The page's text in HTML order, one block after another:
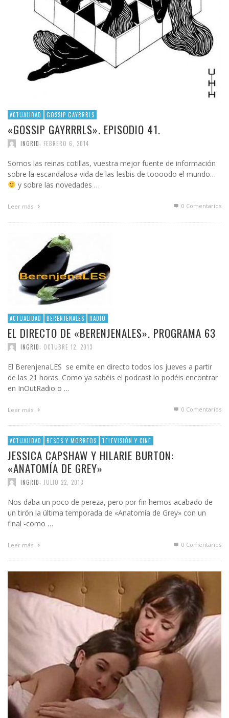
ACTUALIDAD GOSSIP GAYRRRLS
«GOSSIP GAYRRRLS». EPISODIO 41.
INGRID FEBRERO 6, 2014
Somos las reinas cotillas, vuestra mejor fuente de información
sobre la escandalosa vida de las lesbis de toooodo el mundo…
y sobre las novedades …
Leer más 0 Comentarios
ACTUALIDAD BERENJENALES RADIO
EL DIRECTO DE «BERENJENALES». PROGRAMA 63
INGRID, OCTUBRE 12, 2013
El BerenjenaLES se emite en directo todos los jueves a partir
de las 21 horas. Como ya sabéis el podcast lo podéis encontrar
en InOutRadio o …
Leer más 0 Comentarios
ACTUALIDAD BESOS Y MORREOS TELEVISIÓN Y CINE
JESSICA CAPSHAW Y HILARIE BURTON:
«ANATOMÍA DE GREY»
INGRID JULIO 22, 2013
Nos daba un poco de pereza, pero por fin hemos acabado de
un tirón la última temporada de «Anatomía de Grey» con un
final -como …
Leer más 0 Comentarios